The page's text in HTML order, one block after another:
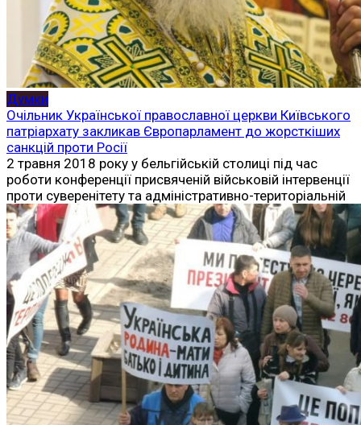
Думки
Очільник Української православної церкви Київського
патріархату закликав Європарламент до жорсткіших
санкцій проти Росії
2 травня 2018 року у бельгійській столиці під час
роботи конференції присвяченій військовій інтервенції
проти суверенітету та адміністративно-територіальній